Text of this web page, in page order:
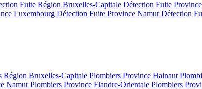
Fuite Région Bruxelles-Capitale Détection Fuite
Luxembourg Détection Fuite Province NamurDétection
Région Bruxelles-Capitale Plombiers Province Hainaut
NamurPlombiers Province Flandre-Orientale Plombiers